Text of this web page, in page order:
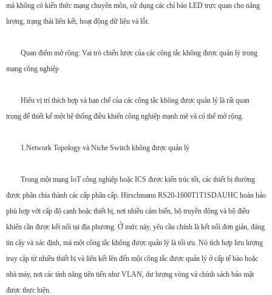
mà không có kiến ​​thức mạng chuyên môn, sử dụng các chỉ báo LED trực quan cho năng
lượng, trạng thái liên kết, hoạt động dữ liệu và lỗi.
Quan điểm mở rộng: Vai trò chiến lược của các công tắc không được quản lý trong
mạng công nghiệp
Hiểu vị trí thích hợp và hạn chế của các công tắc không được quản lý là rất quan
trọng để thiết kế một hệ thống điều khiển công nghiệp mạnh mẽ và có thể mở rộng.
1.Network Topology và Niche Switch không được quản lý
Trong một mạng IoT công nghiệp hoặc ICS được kiến trúc tốt, các thiết bị thường
được phân chia thành các cấp phân cấp. Hirschmann RS20-1600T1T1SDAUHC hoàn hảo
phù hợp với cấp độ cạnh hoặc thiết bị, nơi nhiều cảm biến, bộ truyền động và bộ điều
khiển cần được kết nối tại địa phương. Ở mức này, yêu cầu chính là kết nối đơn giản, đáng
tin cậy và xác định, mà một công tắc không được quản lý là tối ưu. Nó tích hợp lưu lượng
truy cập từ nhiều thiết bị và liên kết lên đến một công tắc được quản lý ở cấp tế bào hoặc
nhà máy, nơi các tính năng tiên tiến như VLAN, dư lượng vòng và chính sách bảo mật
được thực hiện.